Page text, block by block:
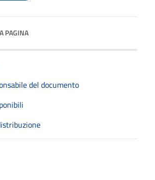
PAGINA
del documento